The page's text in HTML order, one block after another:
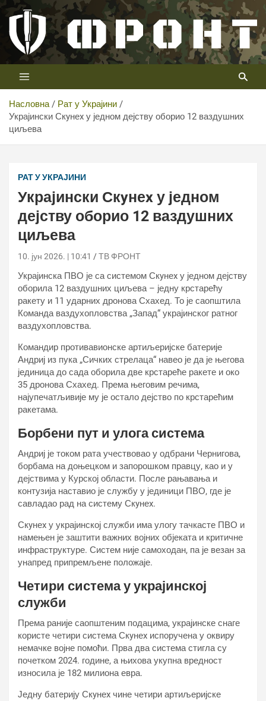
Скип
цонтент
Телевизија ФРОНТ
Први војни канал у Србији
Насловна
Рат у Украјини
Украјински Скyнеx у једном дејству оборио 12 ваздушних
циљева
РАТ У УКРАЈИНИ
Украјински Скyнеx у једном
дејству оборио 12 ваздушних
циљева
10. јун 2026. | 10:41 ТВ ФРОНТ
Украјинска ПВО је са системом Скyнеx у једном дејству
оборила 12 ваздушних циљева – једну крстарећу
ракету и 11 ударних дронова Схахед. То је саопштила
Команда ваздухопловства „Запад“ украјинског ратног
ваздухопловства.
Командир противавионске артиљеријске батерије
Андриј из пука „Сичких стрелаца“ навео је да је његова
јединица до сада оборила две крстареће ракете и око
35 дронова Схахед. Према његовим речима,
најупечатљивије му је остало дејство по крстарећим
ракетама.
Борбени пут и улога система
Андриј је током рата учествовао у одбрани Чернигова,
борбама на доњецком и запорошком правцу, као и у
дејствима у Курској области. После рањавања и
контузија наставио је службу у јединици ПВО, где је
савладао рад на систему Скyнеx.
Скyнеx у украјинској служби има улогу тачкасте ПВО и
намењен је заштити важних војних објеката и критичне
инфраструктуре. Систем није самоходан, па је везан за
унапред припремљене положаје.
Четири система у украјинској
служби
Према раније саопштеним подацима, украјинске снаге
користе четири система Скyнеx испоручена у оквиру
немачке војне помоћи. Прва два система стигла су
почетком 2024. године, а њихова укупна вредност
износила је 182 милиона евра.
Једну батерију Скyнеx чине четири артиљеријске